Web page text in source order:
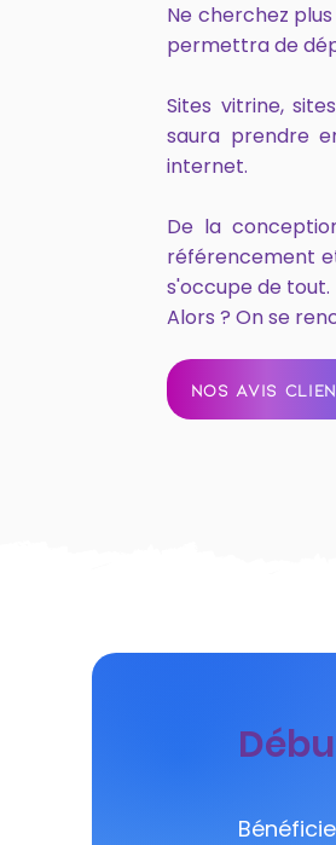
Ne cherchez
permettra de
Sites vitrine,
saura prendre
internet.
De la
référencement
s'occupe de tout.
Alors ? On se
NOS AVIS